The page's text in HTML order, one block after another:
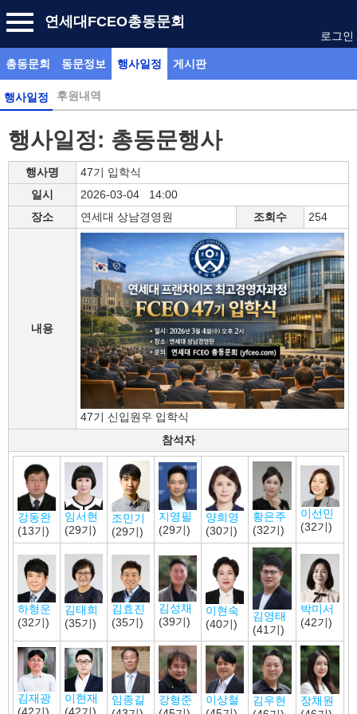
연세대FCEO총동문회
로그인
총동문회 동문정보 행사일정 게시판
행사일정 후원내역
행사일정: 총동문행사
행사명
47기 입학식
일시
2026-03-04 14:00
장소
연세대 상남경영원 조회수 254
내용
47기 신입원우 입학식
참석자
강동완
(13기)
임서현
(29기)
조민기
(29기)
지영필
(29기)
양희영
(30기)
황은주
(32기)
이선민
(32기)
하형운
(32기)
김태희
(35기)
김효진
(35기)
김성채
(39기)
이현숙
(40기)
김영태
(41기)
박미서
(42기)
김재광
이현재
임종길
강형준
이상철
김우현
장채원